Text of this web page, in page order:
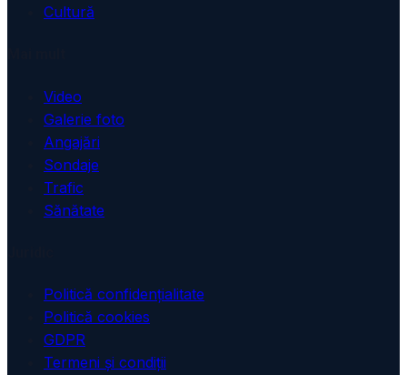
Cultură
Video
Galerie foto
Angajări
Sondaje
Trafic
Sănătate
Politică confidențialitate
Politică cookies
GDPR
Termeni și condiții